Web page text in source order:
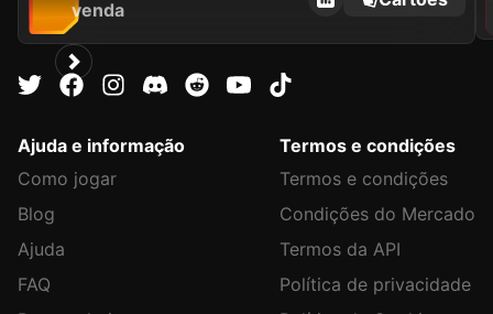
venda
Ajuda e informação
Como jogar
Blog
Ajuda
FAQ
Termos e condições
Termos e condições
Condições do Mercado
Termos da API
Política de privacidade